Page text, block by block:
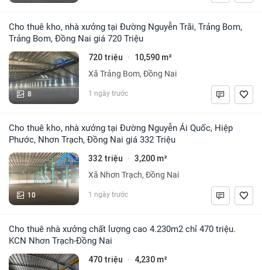
Cho thuê kho, nhà xưởng tại Đường Nguyễn Trãi, Trảng Bom,
Trảng Bom, Đồng Nai giá 720 Triệu
8
720 triệu · 10,590 m²
Xã Trảng Bom, Đồng Nai
1 ngày trước
Cho thuê kho, nhà xưởng tại Đường Nguyễn Ái Quốc, Hiệp
Phước, Nhơn Trạch, Đồng Nai giá 332 Triệu
10
332 triệu · 3,200 m²
Xã Nhơn Trạch, Đồng Nai
1 ngày trước
Cho thuê nhà xưởng chất lượng cao 4.230m2 chỉ 470 triệu.
KCN Nhơn Trạch-Đồng Nai
470 triệu · 4,230 m²